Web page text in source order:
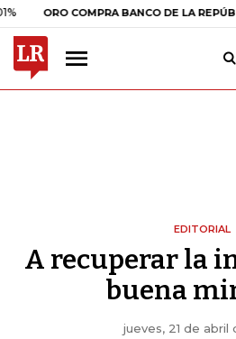
ORO COMPRA BANCO DE LA REPÚBLICA
EDITORIAL
A recuperar la
buena
jueves, 21 de abril